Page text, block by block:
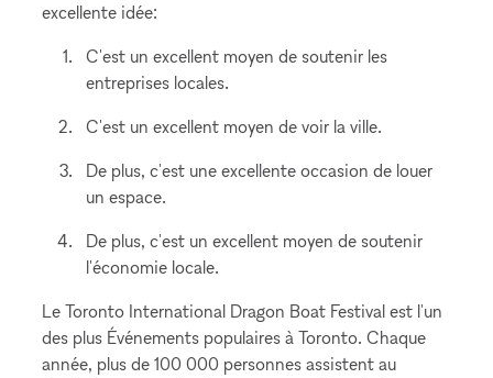
excellente idée:
C'est un excellent moyen de soutenir les
entreprises locales.
C'est un excellent moyen de voir la ville.
De plus, c'est une excellente occasion de louer
un espace.
De plus, c'est un excellent moyen de soutenir
l'économie locale.
Le Toronto International Dragon Boat Festival est l'un
des plus Événements populaires à Toronto. Chaque
année, plus de 100 000 personnes assistent au